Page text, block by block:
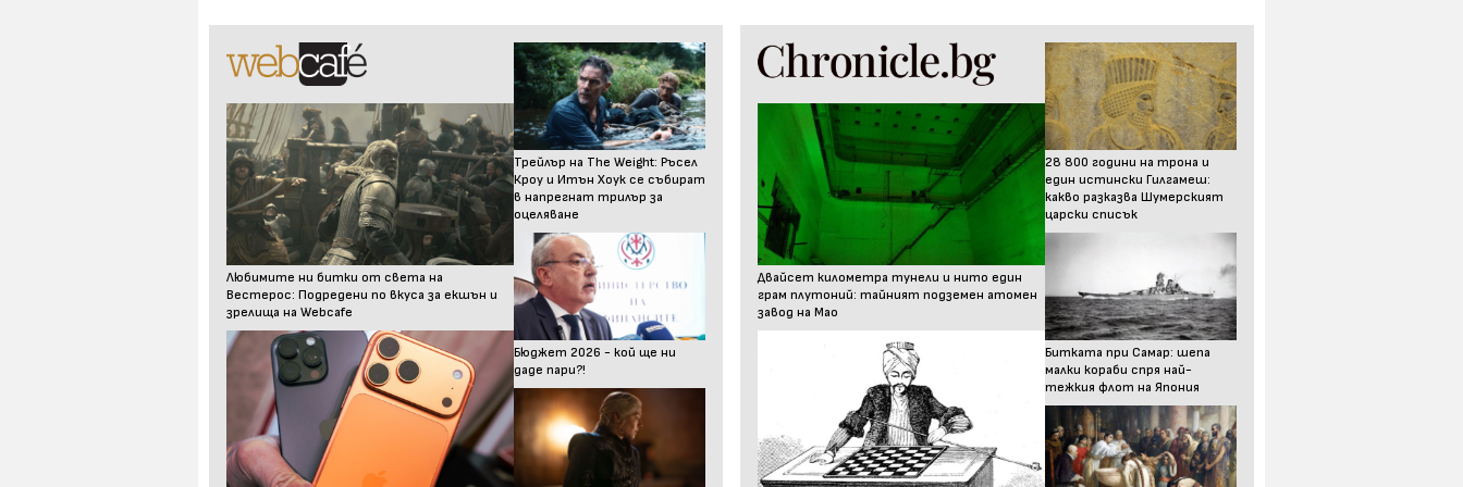
Любимите ни битки от света на
Вестерос: Подредени по вкуса за екшън и
зрелища на Webcafe
Трейлър на The Weight: Ръсел
Кроу и Итън Хоук се събират
в напрегнат трилър за
оцеляване
Бюджет 2026 - кой ще ни
даде пари?!
Двайсет километра тунели и нито един
грам плутоний: тайният подземен атомен
завод на Мао
28 800 години на трона и
един истински Гилгамеш:
какво разказва Шумерският
царски списък
Битката при Самар: шепа
малки кораби спря най-
тежкия флот на Япония